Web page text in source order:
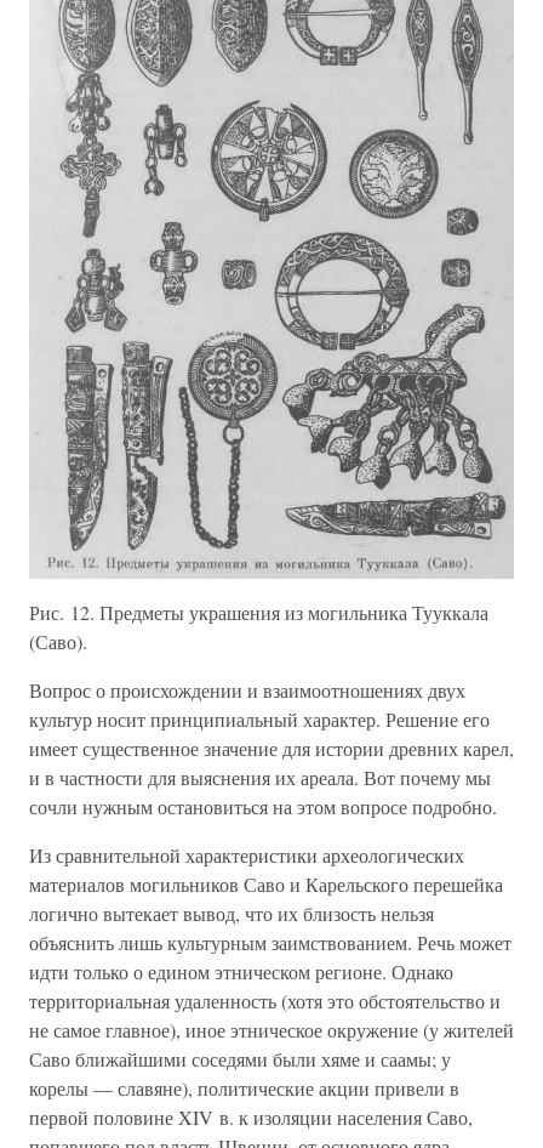
Рис. 12. Предметы украшения из могильника Тууккала
(Саво).
Вопрос о происхождении и взаимоотношениях двух
культур носит принципиальный характер. Решение его
имеет существенное значение для истории древних карел,
и в частности для выяснения их ареала. Вот почему мы
сочли нужным остановиться на этом вопросе подробно.
Из сравнительной характеристики археологических
материалов могильников Саво и Карельского перешейка
логично вытекает вывод, что их близость нельзя
объяснить лишь культурным заимствованием. Речь может
идти только о едином этническом регионе. Однако
территориальная удаленность (хотя это обстоятельство и
не самое главное), иное этническое окружение (у жителей
Саво ближайшими соседями были хяме и саамы; у
корелы — славяне), политические акции привели в
первой половине XIV в. к изоляции населения Саво,